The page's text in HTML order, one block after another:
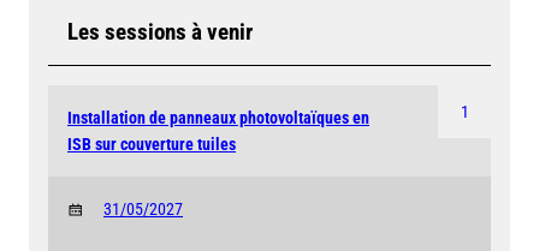
Les sessions à venir
1
Installation de panneaux photovoltaïques en
ISB sur couverture tuiles
31/05/2027